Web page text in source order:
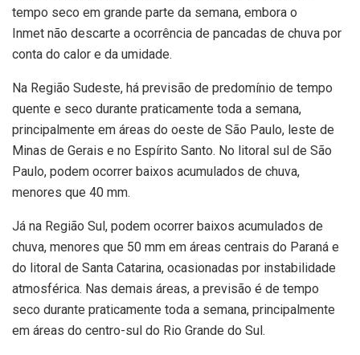
tempo seco em grande parte da semana, embora o
Inmet não descarte a ocorrência de pancadas de chuva por
conta do calor e da umidade.
Na Região Sudeste, há previsão de predomínio de tempo
quente e seco durante praticamente toda a semana,
principalmente em áreas do oeste de São Paulo, leste de
Minas de Gerais e no Espírito Santo. No litoral sul de São
Paulo, podem ocorrer baixos acumulados de chuva,
menores que 40 mm.
Já na Região Sul, podem ocorrer baixos acumulados de
chuva, menores que 50 mm em áreas centrais do Paraná e
do litoral de Santa Catarina, ocasionadas por instabilidade
atmosférica. Nas demais áreas, a previsão é de tempo
seco durante praticamente toda a semana, principalmente
em áreas do centro-sul do Rio Grande do Sul.